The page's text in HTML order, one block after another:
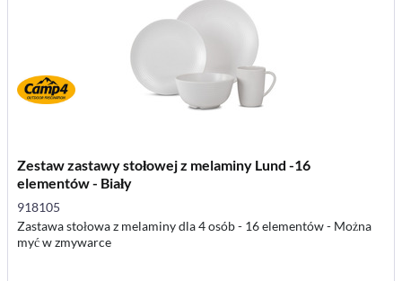
Zestaw zastawy stołowej z melaminy Lund -16
elementów - Biały
918105
Zastawa stołowa z melaminy dla 4 osób - 16 elementów - Można
myć w zmywarce